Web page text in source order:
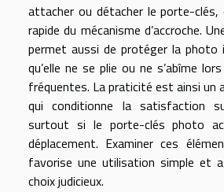
attacher ou détacher le porte-
rapide du mécanisme d’accroche.
permet aussi de protéger la photo
qu’elle ne se plie ou ne s’abîme
fréquentes. La praticité est ainsi un
qui conditionne la satisfaction
surtout si le porte-clés photo
déplacement. Examiner ces
favorise une utilisation simple et
choix judicieux.